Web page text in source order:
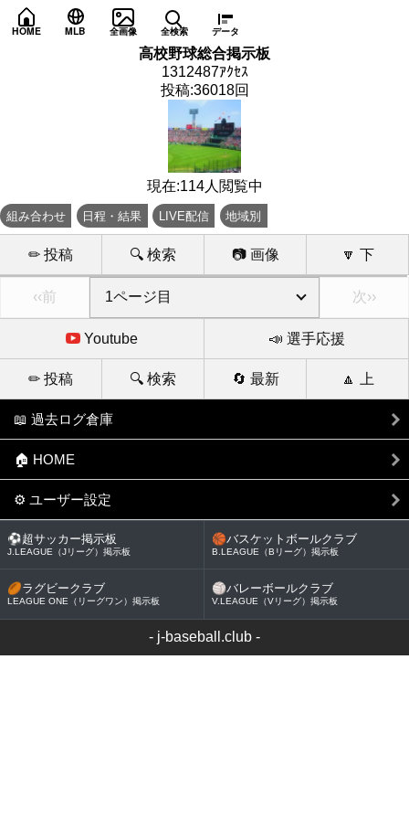
HOME MLB 全画像 全検索 データ
高校野球総合掲示板
1312487ｱｸｾｽ
投稿:36018回
現在:114人閲覧中
組み合わせ 日程・結果 LIVE配信 地域別
✏ 投稿 🔍 検索 📷 画像 🔽 下
‹‹前 次››
Youtube 📣 選手応援
✏ 投稿 🔍 検索 🔄 最新 🔼 上
📖 過去ログ倉庫
🏠 HOME
⚙ ユーザー設定
⚽超サッカー掲示板
J.LEAGUE（Jリーグ）掲示板
🏀バスケットボールクラブ
B.LEAGUE（Bリーグ）掲示板
🏉ラグビークラブ
LEAGUE ONE（リーグワン）掲示板
🏐バレーボールクラブ
V.LEAGUE（Vリーグ）掲示板
- j-baseball.club -